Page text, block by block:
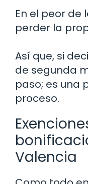
En el peor de
perder la
Así que, si
de segunda
paso; es una
proceso.
Valencia